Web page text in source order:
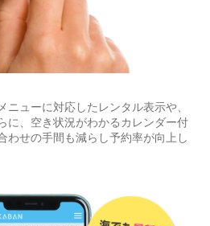
ニューに対応したレンタル表示や、
に、空き状況がわかるカレンダー付
わせの手間も減らし予約率が向上し